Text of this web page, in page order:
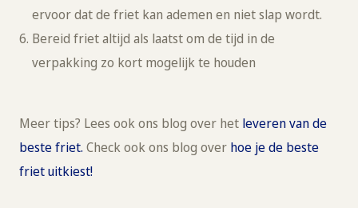
ervoor dat de friet kan ademen en niet slap wordt.
Bereid friet altijd als laatst om de tijd in de
verpakking zo kort mogelijk te houden
Meer tips? Lees ook ons blog over het leveren van de
beste friet. Check ook ons blog over hoe je de beste
friet uitkiest!